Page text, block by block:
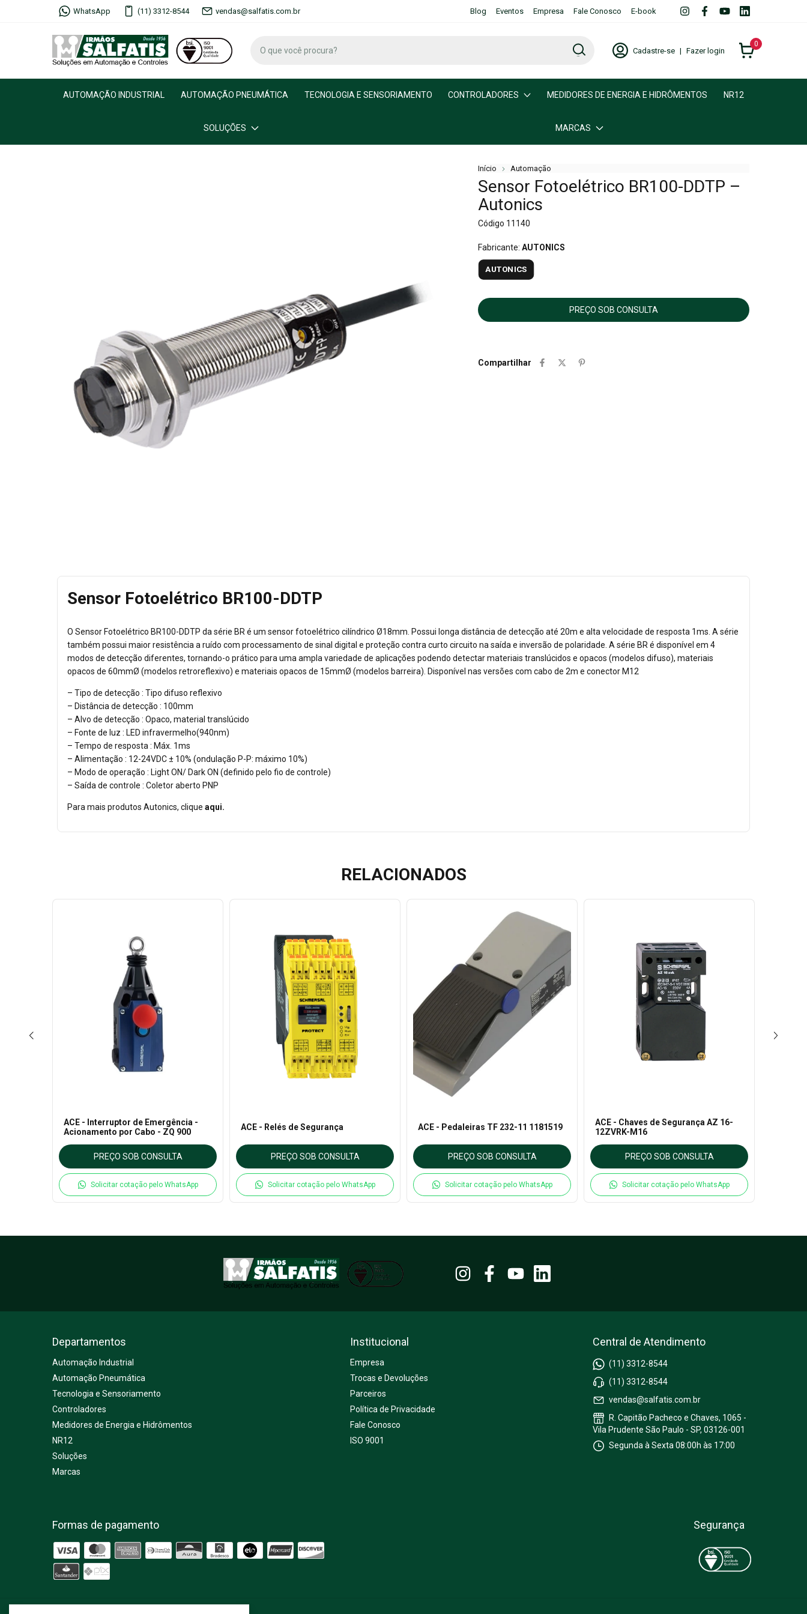
WhatsApp (11) 3312-8544 vendas@salfatis.com.br Blog Eventos Empresa Fale Conosco E-book
Cadastre-se | Fazer login
0
AUTOMAÇÃO INDUSTRIAL AUTOMAÇÃO PNEUMÁTICA TECNOLOGIA E SENSORIAMENTO CONTROLADORES MEDIDORES DE ENERGIA E HIDRÔMENTOS NR12
SOLUÇÕES MARCAS
Início Automação
Sensor Fotoelétrico BR100-DDTP –
Autonics
Código 11140
Fabricante: AUTONICS
AUTONICS
Compartilhar
Sensor Fotoelétrico BR100-DDTP
O Sensor Fotoelétrico BR100-DDTP da série BR é um sensor fotoelétrico cilíndrico Ø18mm. Possui longa distância de detecção até 20m e alta velocidade de resposta 1ms. A série
também possui maior resistência a ruído com processamento de sinal digital e proteção contra curto circuito na saída e inversão de polaridade. A série BR é disponível em 4
modos de detecção diferentes, tornando-o prático para uma ampla variedade de aplicações podendo detectar materiais translúcidos e opacos (modelos difuso), materiais
opacos de 60mmØ (modelos retroreflexivo) e materiais opacos de 15mmØ (modelos barreira). Disponível nas versões com cabo de 2m e conector M12
– Tipo de detecção : Tipo difuso reflexivo
– Distância de detecção : 100mm
– Alvo de detecção : Opaco, material translúcido
– Fonte de luz : LED infravermelho(940nm)
– Tempo de resposta : Máx. 1ms
– Alimentação : 12-24VDC ± 10% (ondulação P-P: máximo 10%)
– Modo de operação : Light ON/ Dark ON (definido pelo fio de controle)
– Saída de controle : Coletor aberto PNP
Para mais produtos Autonics, clique aqui.
RELACIONADOS
ACE - Interruptor de Emergência -
Acionamento por Cabo - ZQ 900
PREÇO SOB CONSULTA
Solicitar cotação pelo WhatsApp
ACE - Relés de Segurança
PREÇO SOB CONSULTA
Solicitar cotação pelo WhatsApp
ACE - Pedaleiras TF 232-11 1181519
PREÇO SOB CONSULTA
Solicitar cotação pelo WhatsApp
ACE - Chaves de Segurança AZ 16-
12ZVRK-M16
PREÇO SOB CONSULTA
Solicitar cotação pelo WhatsApp
Departamentos
Automação Industrial
Automação Pneumática
Tecnologia e Sensoriamento
Controladores
Medidores de Energia e Hidrômentos
NR12
Soluções
Marcas
Institucional
Empresa
Trocas e Devoluções
Parceiros
Política de Privacidade
Fale Conosco
ISO 9001
Central de Atendimento
(11) 3312-8544
(11) 3312-8544
vendas@salfatis.com.br
R. Capitão Pacheco e Chaves, 1065 -
Vila Prudente São Paulo - SP, 03126-001
Segunda à Sexta 08:00h às 17:00
Formas de pagamento Segurança